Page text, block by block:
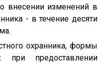
внесении изменений в
- в течение десяти
охранника, формы
при предоставлении